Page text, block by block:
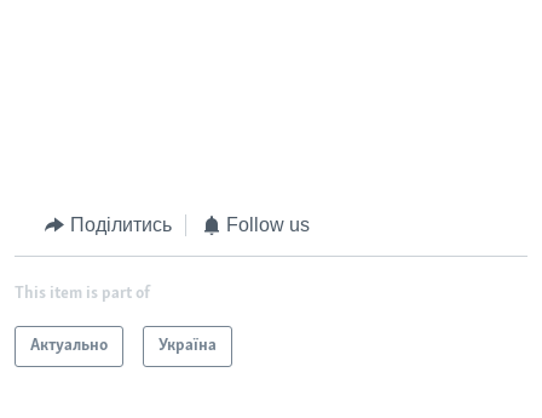
Поділитись Follow us
This item is part of
Актуально Україна